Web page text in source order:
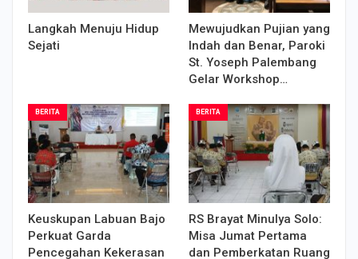
Langkah Menuju Hidup
Sejati
Mewujudkan Pujian yang
Indah dan Benar, Paroki
St. Yoseph Palembang
Gelar Workshop…
BERITA
Keuskupan Labuan Bajo
Perkuat Garda
Pencegahan Kekerasan
BERITA
RS Brayat Minulya Solo:
Misa Jumat Pertama
dan Pemberkatan Ruang